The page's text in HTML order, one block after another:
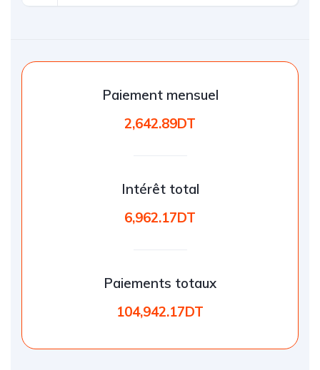
Paiement mensuel
2,642.89DT
Intérêt total
6,962.17DT
Paiements totaux
104,942.17DT